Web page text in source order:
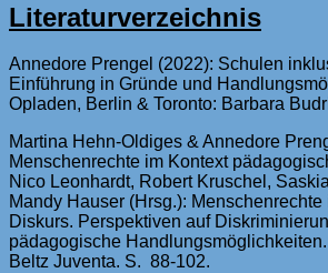
Literaturverzeichnis
Annedore Prengel (2022): Schulen
Einführung in Gründe und
Opladen, Berlin & Toronto: Barbara
Martina Hehn-Oldiges & Annedore
Menschenrechte im Kontext
Nico Leonhardt, Robert Kruschel,
Mandy Hauser (Hrsg.):
Diskurs. Perspektiven auf
pädagogische
Beltz Juventa. S. 88-102.